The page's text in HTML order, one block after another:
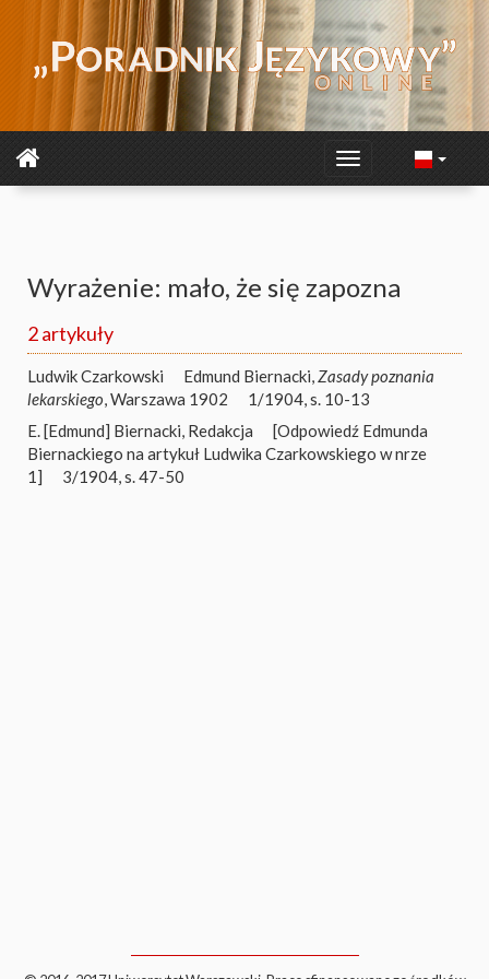
Wyrażenie: mało, że się zapozna
2 artykuły
Ludwik Czarkowski Edmund Biernacki,Zasady poznania
lekarskiego, Warszawa 1902
1/1904, s. 10-13
E. [Edmund] Biernacki Redakcja
[Odpowiedź Edmunda
Biernackiego na artykuł Ludwika Czarkowskiego w nrze
1]
3/1904, s. 47-50